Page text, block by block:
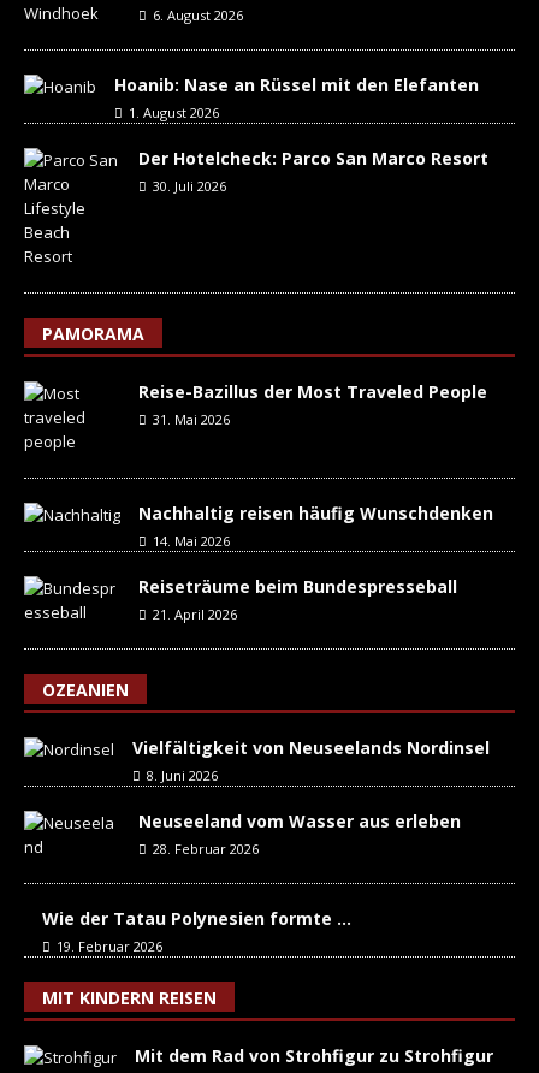
6. August 2026
Hoanib: Nase an Rüssel mit den Elefanten
1. August 2026
Der Hotelcheck: Parco San Marco Resort
30. Juli 2026
PAMORAMA
Reise-Bazillus der Most Traveled People
31. Mai 2026
Nachhaltig reisen häufig Wunschdenken
14. Mai 2026
Reiseträume beim Bundespresseball
21. April 2026
OZEANIEN
Vielfältigkeit von Neuseelands Nordinsel
8. Juni 2026
Neuseeland vom Wasser aus erleben
28. Februar 2026
Wie der Tatau Polynesien formte …
19. Februar 2026
MIT KINDERN REISEN
Mit dem Rad von Strohfigur zu Strohfigur